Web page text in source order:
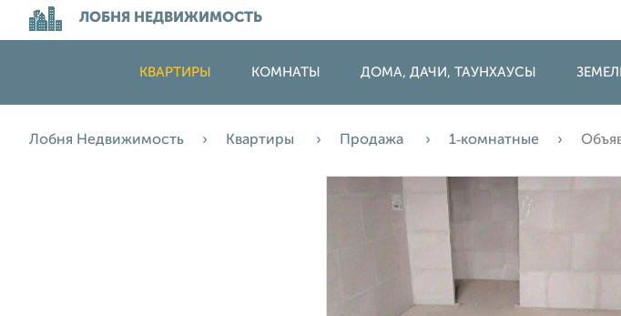
ЛОБНЯ НЕДВИЖИМОСТЬ
КВАРТИРЫ КОМНАТЫ ДОМА, ДАЧИ, ТАУНХАУСЫ
Лобня Недвижимость Квартиры Продажа 1‑комнатные